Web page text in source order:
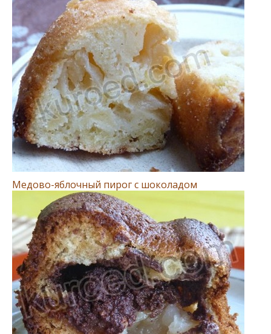
Медово-яблочный пирог с шоколадом